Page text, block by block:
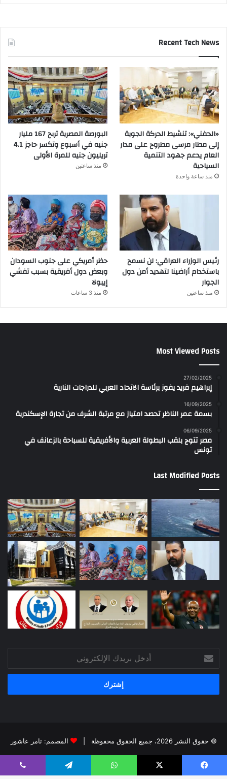
Recent Tech News
«الحفني»: تنشيط الحركة الجوية
إلى مطار مرسى مطروح على مدار
العام يدعم جهود التنمية
السياحية
منذ ساعة واحدة
البورصة المصرية تربح 167 مليار
جنيه في أسبوع وتكسر حاجز 4.1
تريليون جنيه للمرة الأولى
منذ ساعتين
رئيس الوزراء العراقي: لن نسمح
باستخدام أراضينا لتهديد أمن دول
الجوار
منذ ساعتين
حظر أمريكي على جنوب السودان
وبعض دول أفريقية بسبب تفشي
إيبولا
منذ 3 ساعات
Most Viewed Posts
27/02/2025
إبراهيم فريد يفوز برئاسة الاتحاد العربي للدراجات النارية
16/09/2025
بسمة عمر الناظر تحصد امتياز مع مرتبة الشرف من تجارة الإسكندرية
06/09/2025
مصر تتوج بلقب البطولة العربية والأفريقية للسباحة بالزعانف في
تونس
Last Modified Posts
بريدك
الإلكتروني
© حقوق النشر 2026، جميع الحقوق محفوظة | المصمم: تامر عاشور
فيسبوكX يوتيوبانستقرام
فيسبوك X واتساب تيلقرام ڤايبر